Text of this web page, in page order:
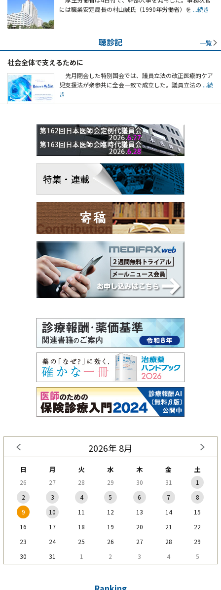
には職業安定局長の村山誠氏（1990年労働省）を ...続き
聴診記 一覧
社会全体で支えるために
先月閉会した特別国会では、議員立法の改正医療的ケア
児支援法が衆参共に全会一致で成立した。議員立法の ...続
き
2026年 8月
日 月 火 水 木 金 土
26 27 28 29 30 31
1
2
3 4 5 6 7
8
9
10 11 12 13 14
15
16
17 18 19 20 21
22
23
24 25 26 27 28
29
30
31 1 2 3 4 5